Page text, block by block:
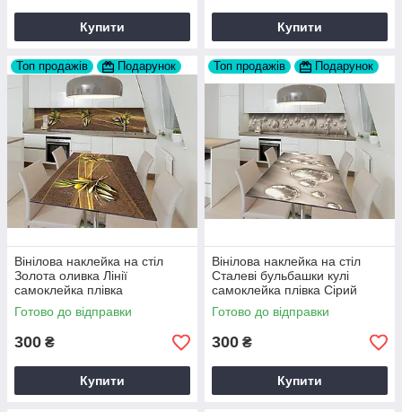
Купити Купити
Топ продажів Подарунок
Вінілова наклейка на стіл
Золота оливка Лінії
самоклейка плівка
Коричневий 60х120 см Happy
Pocket Z183742
Готово до відправки
300 ₴
Купити
Топ продажів Подарунок
Вінілова наклейка на стіл
Сталеві бульбашки кулі
самоклейка плівка Сірий
60х120 см Happy Pocket
Z182351
Готово до відправки
300 ₴
Купити